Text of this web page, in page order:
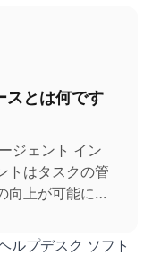
スとは何です
ジェント イン
トはタスクの管
向上が可能にな
す。
ルプデスク ソフト